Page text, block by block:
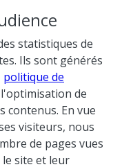
statistiques de
Ils sont générés
politique de
de
contenus. En vue
visiteurs, nous
de pages vues
site et leur